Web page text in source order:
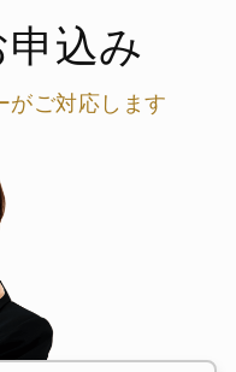
込み
がご対応します